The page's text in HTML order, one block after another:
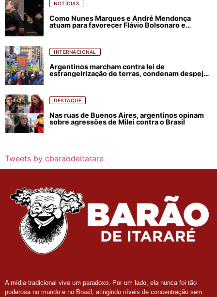
NOTÍCIAS
Como Nunes Marques e André Mendonça
atuam para favorecer Flávio Bolsonaro e
INTERNACIONAL
Argentinos marcham contra lei de
estrangeirização de terras, condenam despejos
DESTAQUE
Nas ruas de Buenos Aires, argentinos opinam
sobre agressões de Milei contra o Brasil
Tweets by cbaraodeitarare
A mídia tradicional vive um paradoxo. Por um lado, ela nunca foi tão
poderosa no mundo e no Brasil, atingindo níveis de concentração sem